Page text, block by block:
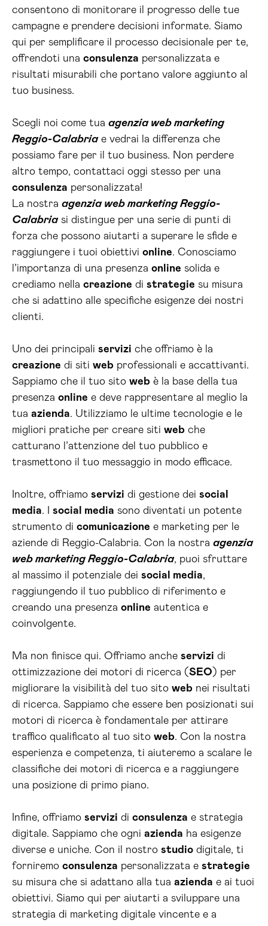
consentono di monitorare il progresso delle tue
campagne e prendere decisioni informate. Siamo
qui per semplificare il processo decisionale per te,
offrendoti una consulenza personalizzata e
risultati misurabili che portano valore aggiunto al
tuo business.
Scegli noi come tua agenzia web marketing
Reggio-Calabriae vedrai la differenza che
possiamo fare per il tuo business. Non perdere
altro tempo, contattaci oggi stesso per una
consulenza personalizzata!
La nostra agenzia web marketing Reggio-
Calabriasi distingue per una serie di punti di
forza che possono aiutarti a superare le sfide e
raggiungere i tuoi obiettivi online. Conosciamo
l’importanza di una presenza online solida e
crediamo nella creazione di strategie su misura
che si adattino alle specifiche esigenze dei nostri
clienti.
Uno dei principali servizi che offriamo è la
creazione di siti web professionali e accattivanti.
Sappiamo che il tuo sito web è la base della tua
presenza online e deve rappresentare al meglio la
tua azienda. Utilizziamo le ultime tecnologie e le
migliori pratiche per creare siti web che
catturano l’attenzione del tuo pubblico e
trasmettono il tuo messaggio in modo efficace.
Inoltre, offriamo servizi di gestione dei social
media. I social media sono diventati un potente
strumento di comunicazione e marketing per le
aziende di Reggio-Calabria. Con la nostra agenzia
web marketing Reggio-Calabria, puoi sfruttare
al massimo il potenziale dei social media,
raggiungendo il tuo pubblico di riferimento e
creando una presenza online autentica e
coinvolgente.
Ma non finisce qui. Offriamo anche servizi di
ottimizzazione dei motori di ricerca (SEO ) per
migliorare la visibilità del tuo sito web nei risultati
di ricerca. Sappiamo che essere ben posizionati sui
motori di ricerca è fondamentale per attirare
traffico qualificato al tuo sito web. Con la nostra
esperienza e competenza, ti aiuteremo a scalare le
classifiche dei motori di ricerca e a raggiungere
una posizione di primo piano.
Infine, offriamo servizi di consulenza e strategia
digitale. Sappiamo che ogni azienda ha esigenze
diverse e uniche. Con il nostro studio digitale, ti
forniremo consulenza personalizzata e strategie
su misura che si adattano alla tua azienda e ai tuoi
obiettivi. Siamo qui per aiutarti a sviluppare una
strategia di marketing digitale vincente e a